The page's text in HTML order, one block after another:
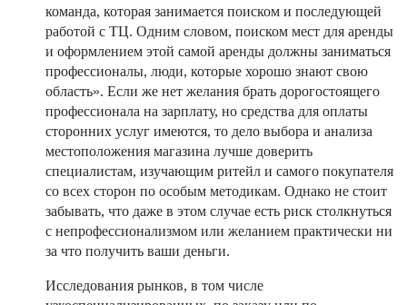
команда, которая занимается поиском и последующей
работой с ТЦ. Одним словом, поиском мест для аренды
и оформлением этой самой аренды должны заниматься
профессионалы, люди, которые хорошо знают свою
область». Если же нет желания брать дорогостоящего
профессионала на зарплату, но средства для оплаты
сторонних услуг имеются, то дело выбора и анализа
местоположения магазина лучше доверить
специалистам, изучающим ритейл и самого покупателя
со всех сторон по особым методикам. Однако не стоит
забывать, что даже в этом случае есть риск столкнуться
с непрофессионализмом или желанием практически ни
за что получить ваши деньги.
Исследования рынков, в том числе